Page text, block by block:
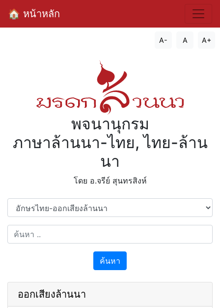
🏠 หน้าหลัก
A- A A+
พจนานุกรม
ภาษาล้านนา-ไทย, ไทย-ล้าน
นา
โดย อ.จรีย์​ สุนทรสิงห์
ค้นหา
ออกเสียงล้านนา